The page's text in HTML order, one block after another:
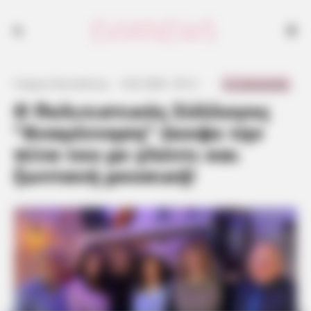
Ο Πολιτιστικός Σύλλογος
“Αναγέννηση” έκοψε την
πίτα του με γλέντι και
ζωντανή μουσική!